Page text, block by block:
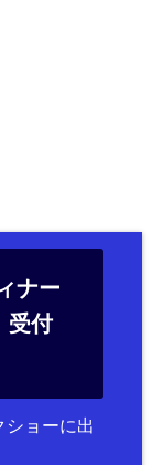
ナー
受付
ョーに出